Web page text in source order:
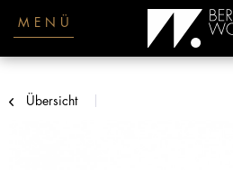
MENÜ
Übersicht